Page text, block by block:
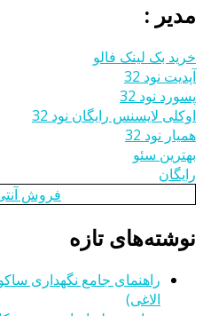
مدیر :
خرید بک لینک فالو
آپدیت نود 32
پسورد نود 32
اوکلی لایسنس رایگان نود 32
همیار نود 32
بهترین سئو
رایگان
فروش
نوشته‌های تازه
راهنمای جامع نگهداری
الاغی)